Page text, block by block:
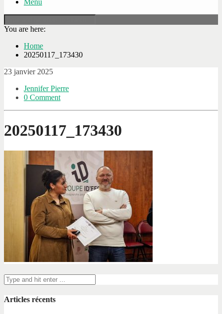
Menu
You are here:
Home
20250117_173430
23 janvier 2025
Jennifer Pierre
0 Comment
20250117_173430
Articles récents